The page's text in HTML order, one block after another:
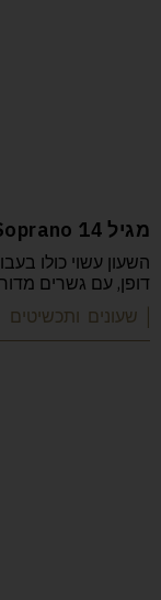
מגיל 14 Christophe Claret Soprano
השעון עשוי כולו
דופן, עם גשרים
| שעונים ותכשיטים